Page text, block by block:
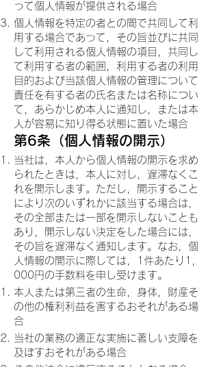
って個人情報が提供される場合
個人情報を特定の者との間で共同して利
用する場合であって，その旨並びに共同
して利用される個人情報の項目，共同し
て利用する者の範囲，利用する者の利用
目的および当該個人情報の管理について
責任を有する者の氏名または名称につい
て，あらかじめ本人に通知し，または本
人が容易に知り得る状態に置いた場合
第6条（個人情報の開示）
当社は，本人から個人情報の開示を求め
られたときは，本人に対し，遅滞なくこ
れを開示します。ただし，開示すること
により次のいずれかに該当する場合は，
その全部または一部を開示しないことも
あり，開示しない決定をした場合には，
その旨を遅滞なく通知します。なお，個
人情報の開示に際しては，1件あたり1，
000円の手数料を申し受けます。
本人または第三者の生命，身体，財産そ
の他の権利利益を害するおそれがある場
合
当社の業務の適正な実施に著しい支障を
及ぼすおそれがある場合